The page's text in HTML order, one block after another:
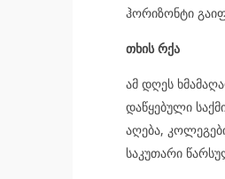
ჰორიზონტი
თხის რქა
ამ დღეს
დაწყებული
აღება,
საკუთარი